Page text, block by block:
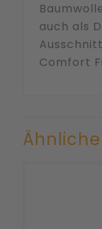
auch als
Comfort